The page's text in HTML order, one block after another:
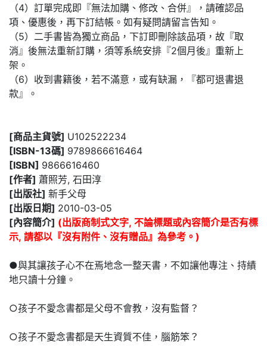
（4）訂單完成即『無法加購、修改、合併』，請確認品
項、優惠後，再下訂結帳。如有疑問請留言告知。
（5）二手書皆為獨立商品，下訂即刪除該品項，故『取
消』後無法重新訂購，須等系統安排『2個月後』重新上
架。
（6）收到書籍後，若不滿意，或有缺漏，『都可退書退
款』。
[商品主貨號] U102522234
[ISBN-13碼] 9789866616464
[ISBN] 9866616460
[作者] 蕭照芳, 石田淳
[出版社] 新手父母
[出版日期] 2010-03-05
[內容簡介] (出版商制式文字, 不論標題或內容簡介是否有標
示, 請都以『沒有附件、沒有贈品』為參考。)
●與其讓孩子心不在焉地念一整天書，不如讓他專注、持績
地只讀十分鐘。
○孩子不愛念書都是父母不會教，沒有監督？
○孩子不愛念書都是天生資質不佳，腦筋笨？